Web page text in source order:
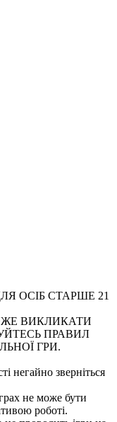
ОСІБ СТАРШЕ 21
ВИКЛИКАТИ
ПРАВИЛ
ГРИ.
негайно зверніться
не може бути
роботі.